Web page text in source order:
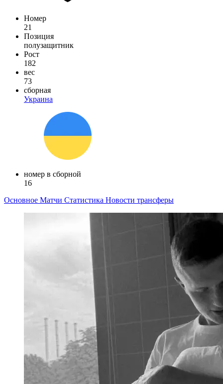
Номер
21
Позиция
полузащитник
Рост
182
вес
73
сборная
Украина
номер в сборной
16
Основное Матчи Статистика Новости трансферы